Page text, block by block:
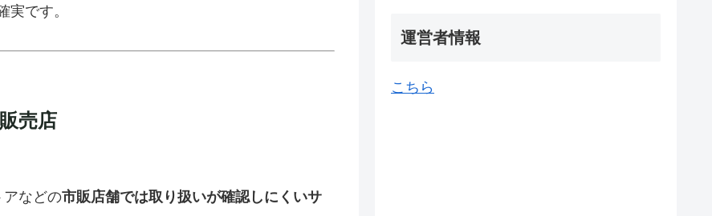
です。
売店
アなどの市販店舗では取り扱いが確認しにくいサ
運営者情報
こちら